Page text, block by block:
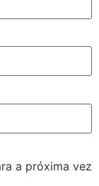
a próxima vez